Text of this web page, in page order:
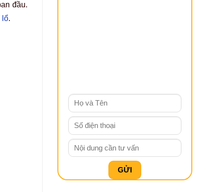
đầu.
lổ.